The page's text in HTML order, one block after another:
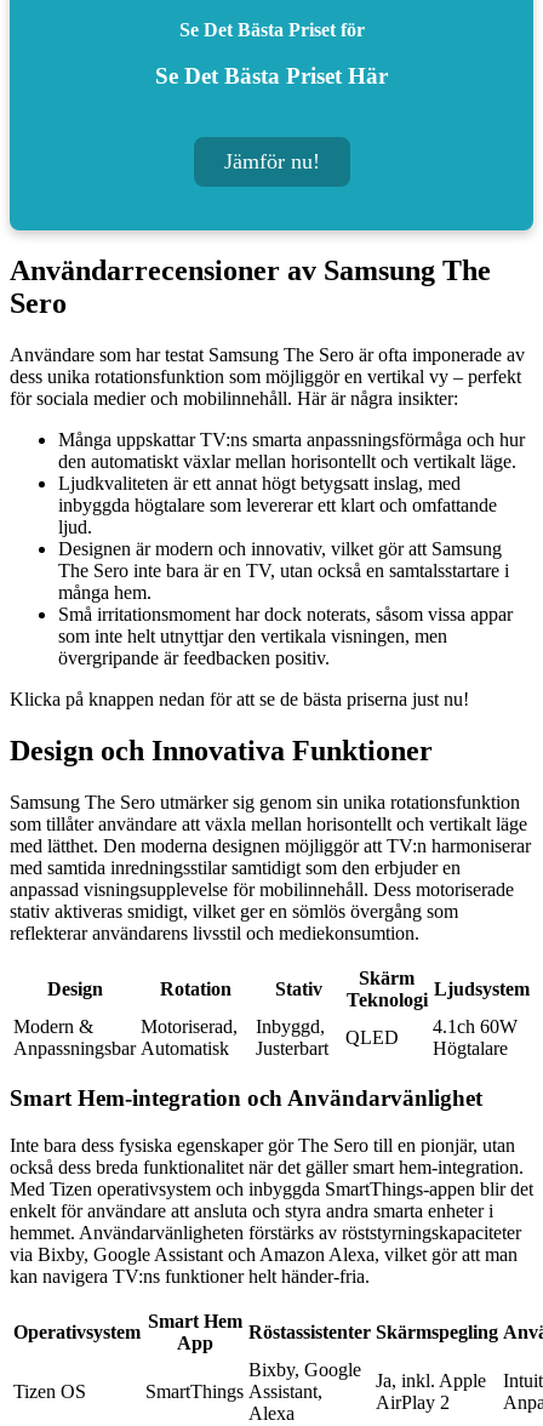
Se Det Bästa Priset för
Se Det Bästa Priset Här
Jämför nu!
Användarrecensioner av Samsung The
Sero
Användare som har testat Samsung The Sero är ofta imponerade av
dess unika rotationsfunktion som möjliggör en vertikal vy – perfekt
för sociala medier och mobilinnehåll. Här är några insikter:
Många uppskattar TV:ns smarta anpassningsförmåga och hur
den automatiskt växlar mellan horisontellt och vertikalt läge.
Ljudkvaliteten är ett annat högt betygsatt inslag, med
inbyggda högtalare som levererar ett klart och omfattande
ljud.
Designen är modern och innovativ, vilket gör att Samsung
The Sero inte bara är en TV, utan också en samtalsstartare i
många hem.
Små irritationsmoment har dock noterats, såsom vissa appar
som inte helt utnyttjar den vertikala visningen, men
övergripande är feedbacken positiv.
Klicka på knappen nedan för att se de bästa priserna just nu!
Design och Innovativa Funktioner
Samsung The Sero utmärker sig genom sin unika rotationsfunktion
som tillåter användare att växla mellan horisontellt och vertikalt läge
med lätthet. Den moderna designen möjliggör att TV:n harmoniserar
med samtida inredningsstilar samtidigt som den erbjuder en
anpassad visningsupplevelse för mobilinnehåll. Dess motoriserade
stativ aktiveras smidigt, vilket ger en sömlös övergång som
reflekterar användarens livsstil och mediekonsumtion.
Design Rotation Stativ
Skärm
Teknologi
Ljudsystem
Modern &
Anpassningsbar
Motoriserad,
Automatisk
Inbyggd,
Justerbart
QLED
4.1ch 60W
Högtalare
Smart Hem-integration och Användarvänlighet
Inte bara dess fysiska egenskaper gör The Sero till en pionjär, utan
också dess breda funktionalitet när det gäller smart hem-integration.
Med Tizen operativsystem och inbyggda SmartThings-appen blir det
enkelt för användare att ansluta och styra andra smarta enheter i
hemmet. Användarvänligheten förstärks av röststyrningskapaciteter
via Bixby, Google Assistant och Amazon Alexa, vilket gör att man
kan navigera TV:ns funktioner helt händer-fria.
Operativsystem
Smart Hem
App
Röstassistenter Skärmspegling
Tizen OS SmartThings
Bixby, Google
Assistant,
Alexa
Ja, inkl. Apple
AirPlay 2